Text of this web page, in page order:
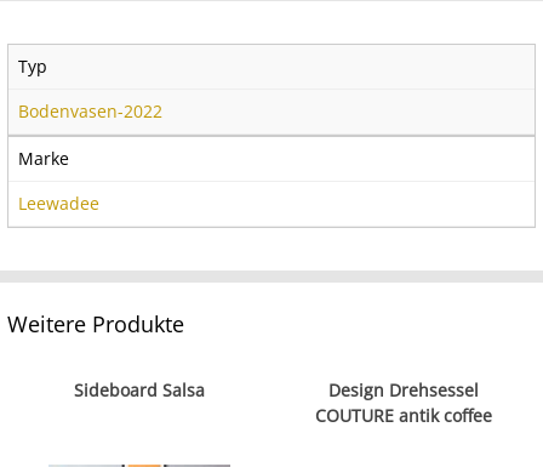
Typ
Bodenvasen-2022
Marke
Leewadee
Weitere Produkte
Sideboard Salsa
Design Drehsessel
COUTURE antik coffee